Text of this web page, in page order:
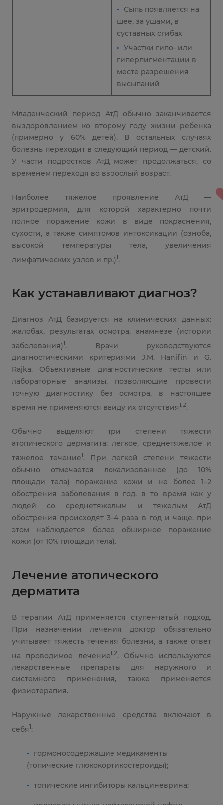
Сыпь появляется на
шее, за ушами, в
суставных сгибах
Участки гипо- или
гиперпигментации в
месте разрешения
высыпаний
Младенческий период АтД обычно заканчивается
выздоровлением ко второму году жизни ребенка
(примерно у 60% детей). В остальных случаях
болезнь переходит в следующий период — детский.
У части подростков АтД может продолжаться, со
временем переходя во взрослый возраст.
Наиболее тяжелое проявление АтД —
эритродермия, для которой характерно почти
полное поражение кожи в виде покраснения,
сухости, а также симптомов интоксикации (озноба,
высокой температуры тела, увеличения
лимфатических узлов и пр.)1 .
Как устанавливают диагноз?
Диагноз АтД базируется на клинических данных:
жалобах, результатах осмотра, анамнезе (истории
заболевания)1. Врачи руководствуются
диагностическими критериями J.M. Hanifin и G.
Rajka. Объективные диагностические тесты или
лабораторные анализы, позволяющие провести
точную диагностику без осмотра, в настоящее
время не применяются ввиду их отсутствия1,2.
Обычно выделяют три степени тяжести
атопического дерматита: легкое, среднетяжелое и
тяжелое течение1. При легкой степени тяжести
обычно отмечается локализованное (до 10%
площади тела) поражение кожи и не более 1–2
обострения заболевания в год, в то время как у
людей со среднетяжелым и тяжелым АтД
обострения происходят 3–4 раза в год и чаще, при
этом наблюдается более обширное поражение
кожи (от 10% площади тела).
Лечение атопического
дерматита
В терапии АтД применяется ступенчатый подход.
При назначении лечения доктор обязательно
учитывает тяжесть течения болезни, а также ответ
на проводимое лечение1,2. Обычно используются
лекарственные препараты для наружного и
системного применения, также применяется
физиотерапия.
Наружные лекарственные средства включают в
себя1 :
гормоносодержащие медикаменты
(топические глюкокортикостероиды);
топические ингибиторы кальциневрина;